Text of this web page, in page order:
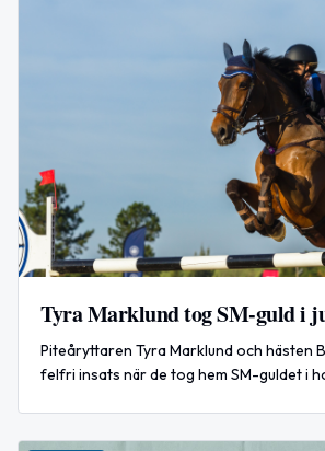
Tyra Marklund tog SM-guld i
Piteåryttaren Tyra Marklund och hästen
felfri insats när de tog hem SM-guldet i